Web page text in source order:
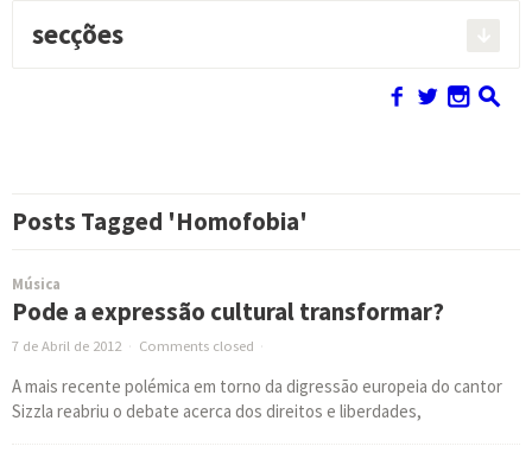
secções
f w n s
Posts Tagged 'Homofobia'
Música
Pode a expressão cultural transformar?
7 de Abril de 2012 · Comments closed ·
A mais recente polémica em torno da digressão europeia do cantor
Sizzla reabriu o debate acerca dos direitos e liberdades,